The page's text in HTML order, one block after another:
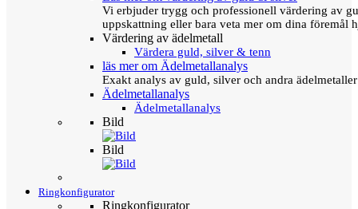
Vi erbjuder trygg och professionell värdering av
uppskattning eller bara veta mer om dina föremål
Värdering av ädelmetall
Värdera guld, silver & tenn
läs mer om Ädelmetallanalys
Exakt analys av guld, silver och andra
Ädelmetallanalys
Ädelmetallanalys
Bild
Bild
Ringkonfigurator
Ringkonfigurator